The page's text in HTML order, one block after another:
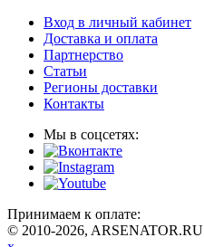
Вход в личный кабинет
Доставка и оплата
Партнерство
Статьи
Регионы доставки
Контакты
Мы в соцсетях:
Принимаем к оплате:
© 2010-2026, ARSENATOR.RU